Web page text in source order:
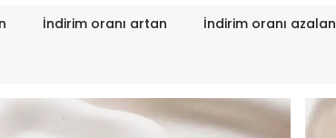
İndirim oranı artan İndirim oranı azalan